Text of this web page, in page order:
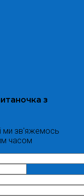
з
ми зв'яжемось
часом